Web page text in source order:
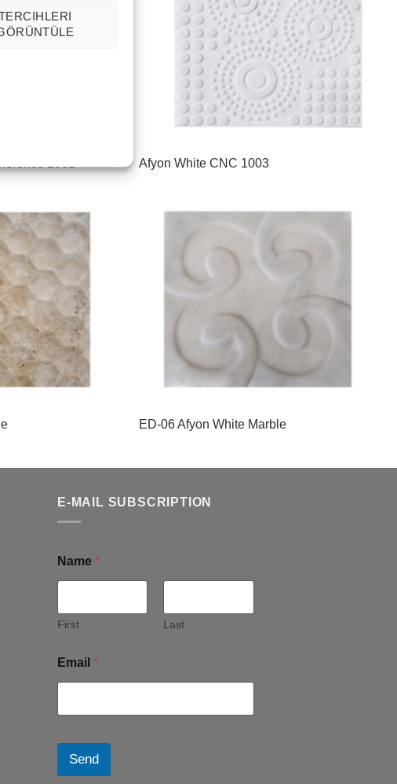
Afyon White CNC 1003
ED-06 Afyon White Marble
E-MAIL SUBSCRIPTION
Name *
First Last
Email *
Send